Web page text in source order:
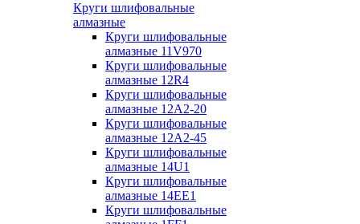
Круги шлифовальные
алмазные
Круги шлифовальные
алмазные 11V970
Круги шлифовальные
алмазные 12R4
Круги шлифовальные
алмазные 12А2-20
Круги шлифовальные
алмазные 12А2-45
Круги шлифовальные
алмазные 14U1
Круги шлифовальные
алмазные 14ЕЕ1
Круги шлифовальные